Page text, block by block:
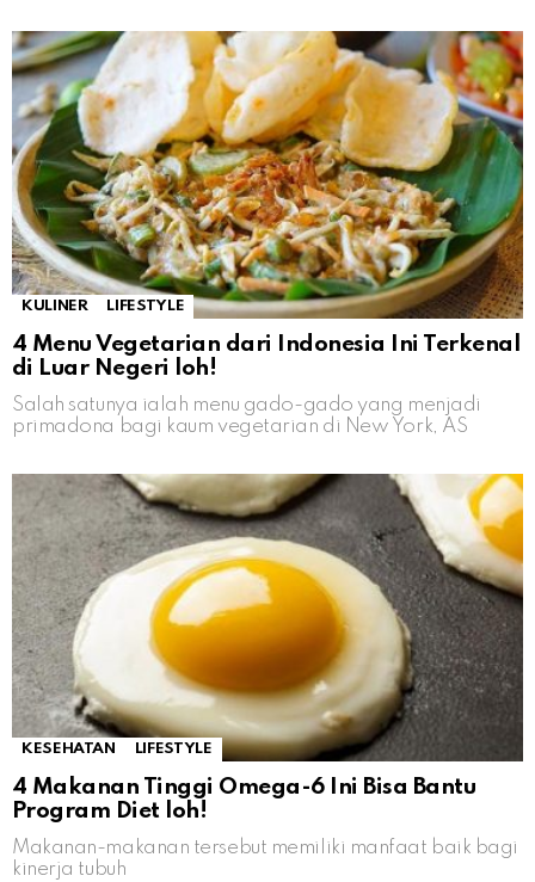
KULINER LIFESTYLE
4 Menu Vegetarian dari Indonesia Ini Terkenal
di Luar Negeri loh!
Salah satunya ialah menu gado-gado yang menjadi
primadona bagi kaum vegetarian di New York, AS
KESEHATAN LIFESTYLE
4 Makanan Tinggi Omega-6 Ini Bisa Bantu
Program Diet loh!
Makanan-makanan tersebut memiliki manfaat baik bagi
kinerja tubuh